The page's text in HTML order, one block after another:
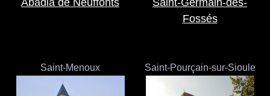
Abadia de Neuffonts
Saint-Germain-des-
Fossés
Saint-Menoux Saint-Pourçain-sur-Sioule